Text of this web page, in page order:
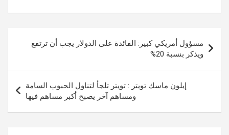
المقالات
مسؤول أمريكي كبير: الفائدة على الدولار يجب أن ترتفع
ويذكر بنسبة 20%
إيلون ماسك تويتر : تويتر تلجأ لتناول الحبوب السامة
ومساهم آخر يصبح أكبر مساهم فيها